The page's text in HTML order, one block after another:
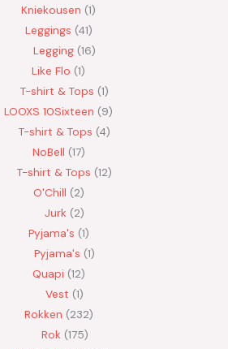
Kniekousen 1
Leggings 41
Legging 16
Like Flo 1
T-shirt & Tops 1
LOOXS 10Sixteen
9
T-shirt & Tops 4
NoBell 17
T-shirt & Tops 12
O'Chill 2
Jurk 2
Pyjama's 1
Pyjama's 1
Quapi 12
Vest 1
Rokken 232
Rok 175